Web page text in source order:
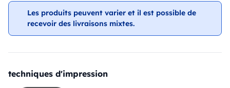
Les produits peuvent varier et il est possible de
recevoir des livraisons mixtes.
techniques d'impression